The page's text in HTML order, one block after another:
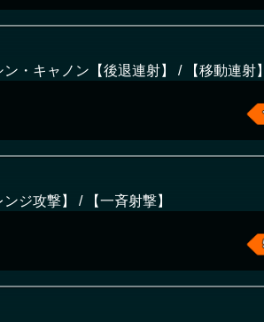
・キャノン【後退連射】 / 【移動連射】
ジ攻撃】 / 【一斉射撃】